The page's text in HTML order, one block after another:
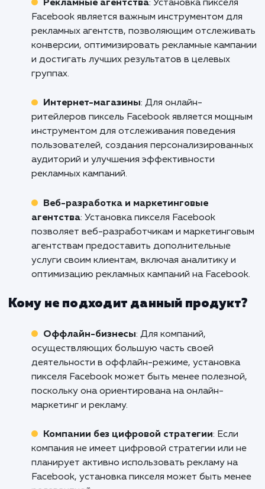
Не допускайте, чтобы
становилась препятствием на вашем
успеху. С установкой Facebook
получаете контроль над вашими
возможность использовать их для
вашего бизнеса. Свяжитесь с нами уже
чтобы начать пользоваться
точного и эффективного
Кому подходит данный продукт?
Рекламные агентства: Установка пикселя
Facebook является важным инструментом
рекламных агентств, позволяющим
конверсии, оптимизировать рекламные
и достигать лучших результатов в целевых
группах.
Интернет-магазины: Для онлайн-
ритейлеров пиксель Facebook является
инструментом для отслеживания поведения
аудиторий и улучшения эффективности
рекламных кампаний.
Веб-разработка и маркетинговые